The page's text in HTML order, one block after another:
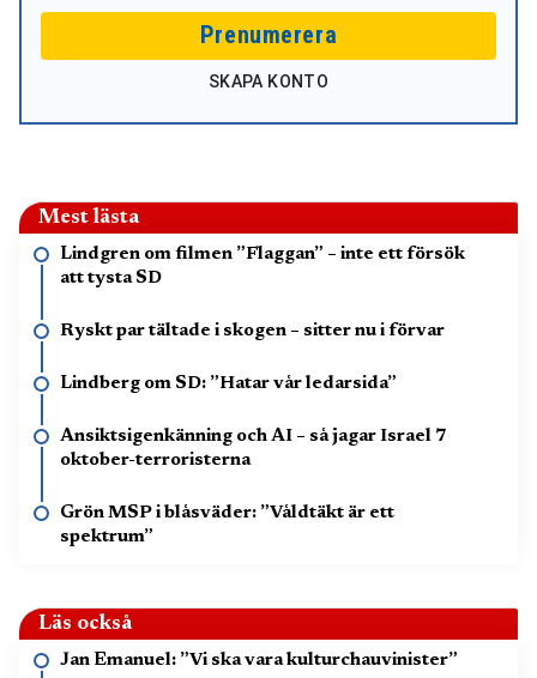
Prenumerera
SKAPA KONTO
Mest lästa
Lindgren om filmen ”Flaggan” – inte ett försök
att tysta SD
Ryskt par tältade i skogen – sitter nu i förvar
Lindberg om SD: ”Hatar vår ledarsida”
Ansiktsigenkänning och AI – så jagar Israel 7
oktober-terroristerna
Grön MSP i blåsväder: ”Våldtäkt är ett
spektrum”
Läs också
Jan Emanuel: ”Vi ska vara kulturchauvinister”